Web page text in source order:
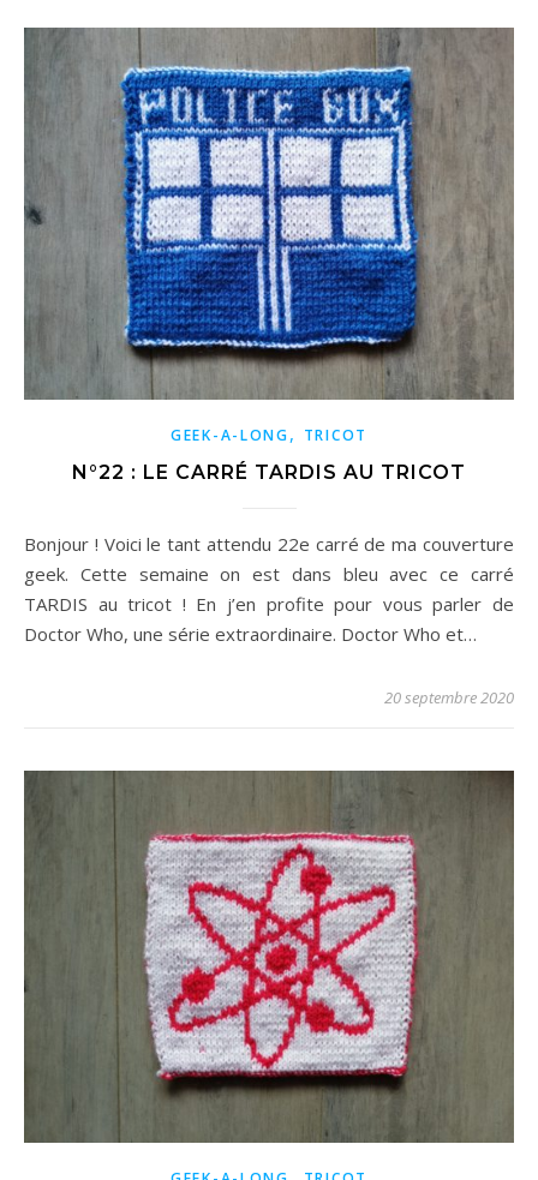
GEEK-A-LONG, TRICOT
N°22 : LE CARRÉ TARDIS AU TRICOT
Bonjour ! Voici le tant attendu 22e carré de ma couverture
geek. Cette semaine on est dans bleu avec ce carré
TARDIS au tricot ! En j’en profite pour vous parler de
Doctor Who, une série extraordinaire. Doctor Who et…
20 septembre 2020